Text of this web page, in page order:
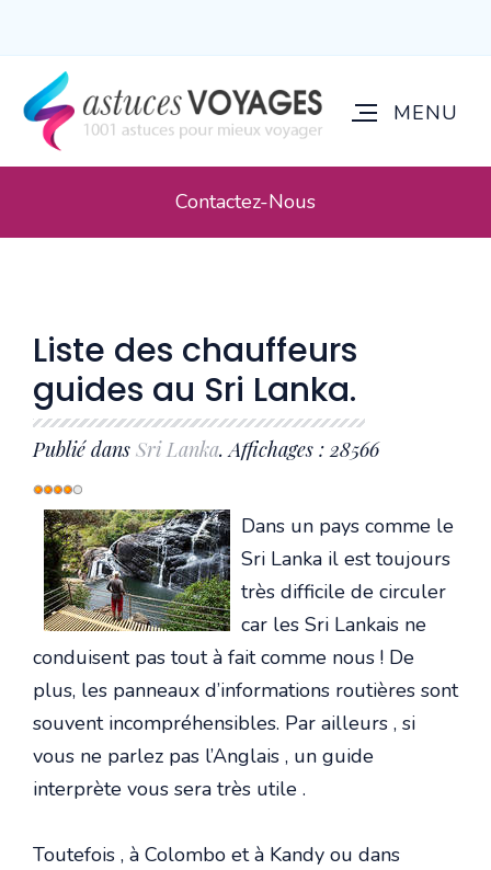
Contactez-Nous
Liste des chauffeurs
guides au Sri Lanka.
Publié dans Sri Lanka. Affichages : 28566
Vote
utilisateur:4/5
Dans un pays comme le
Sri Lanka il est toujours
très difficile de circuler
car les Sri Lankais ne
conduisent pas tout à fait comme nous ! De
plus, les panneaux d’informations routières sont
souvent incompréhensibles. Par ailleurs , si
vous ne parlez pas l’Anglais , un guide
interprète vous sera très utile .
Toutefois , à Colombo et à Kandy ou dans